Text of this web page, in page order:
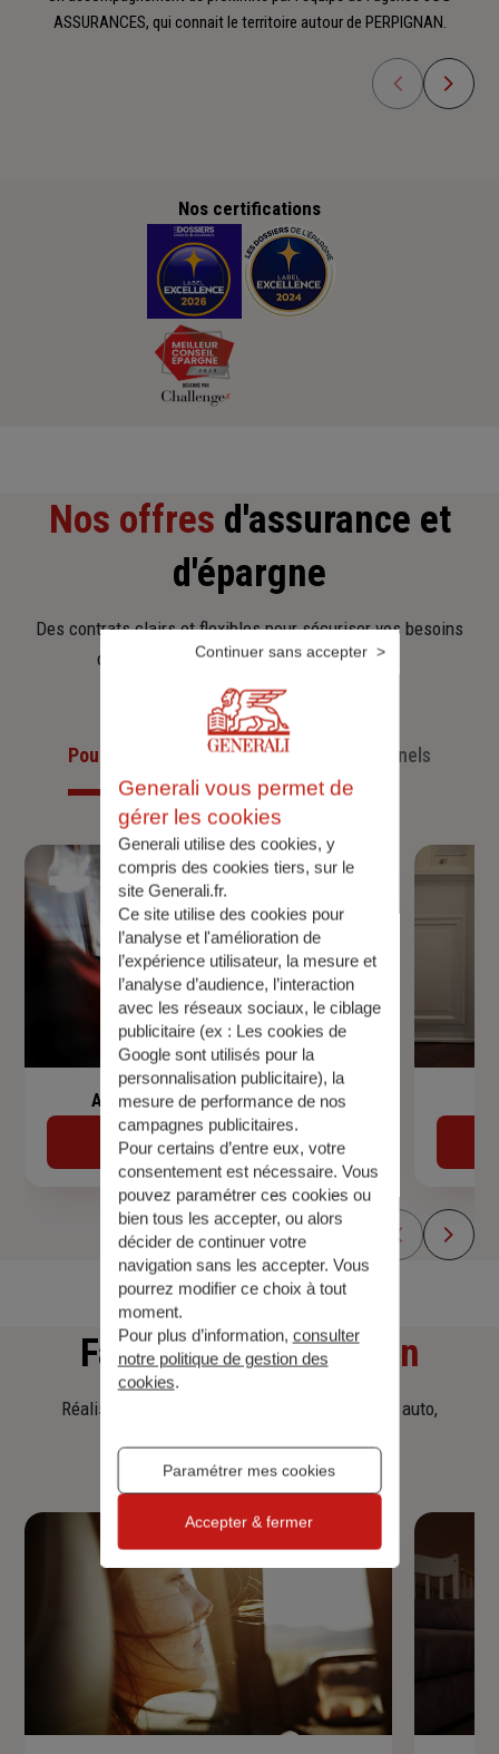
ASSURANCES, qui connait le territoire autour de PERPIGNAN.
Nos certifications
Nos offres d'assurance et
d'épargne
Des contrats clairs et flexibles pour sécuriser vos besoins
d’aujourd’hui et anticiper ceux de demain.
Pour les particuliersPour les professionnels
Assurance de prêt immobilier
Découvrir
Faitesune simulation
Réalisez une simulation tarifaire d'assurance, auto,
Generali vous permet de
gérer les cookies
Generali utilise des cookies, y
compris des cookies tiers, sur le
site Generali.fr.
Ce site utilise des cookies pour
l’analyse et l'amélioration de
l’expérience utilisateur, la mesure et
l’analyse d’audience, l’interaction
avec les réseaux sociaux, le ciblage
publicitaire (ex : Les cookies de
Google sont utilisés pour la
personnalisation publicitaire), la
mesure de performance de nos
campagnes publicitaires.
Pour certains d’entre eux, votre
consentement est nécessaire. Vous
pouvez paramétrer ces cookies ou
bien tous les accepter, ou alors
décider de continuer votre
navigation sans les accepter. Vous
pourrez modifier ce choix à tout
moment.
Pour plus d’information, consulter
notre politique de gestion des
cookies.
Paramétrer mes cookies
Continuer sans accepter
Accepter & fermer